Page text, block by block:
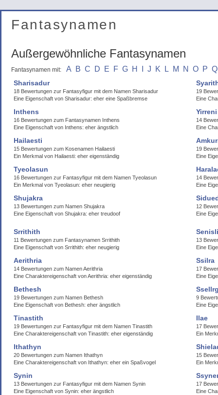
Fantasynamen
Außergewöhnliche Fantasynamen
Fantasynamen mit: A B C D E F G H J K L M N O P Q
Sharisadur
18 Bewertungen zur Fantasyfigur mit dem Namen Sharisadur
Eine Eigenschaft von Sharisadur: eher eine Spaßbremse
19
Eine
Inthens
16 Bewertungen zum Fantasynamen Inthens
Eine Eigenschaft von Inthens: eher ängstlich
Yirreni
14
Eine
Hailaesti
15 Bewertungen zum Kosenamen Hailaesti
Ein Merkmal von Hailaesti: eher eigenständig
19
Eine
Tyeolasun
16 Bewertungen zur Fantasyfigur mit dem Namen Tyeolasun
Ein Merkmal von Tyeolasun: eher neugierig
14
Eine
Shujakra
13 Bewertungen zum Namen Shujakra
Eine Eigenschaft von Shujakra: eher treudoof
12
Eine
Srrithith
11 Bewertungen zum Fantasynamen Srrithith
Eine Eigenschaft von Srrithith: eher neugierig
13
Eine
Aerithria
14 Bewertungen zum Namen Aerithria
Eine Charaktereigenschaft von Aerithria: eher eigenständig
Ssilra
17
Eine
Bethesh
19 Bewertungen zum Namen Bethesh
Eine Eigenschaft von Bethesh: eher ängstlich
9
Eine
Tinastith
19 Bewertungen zur Fantasyfigur mit dem Namen Tinastith
Eine Charaktereigenschaft von Tinastith: eher eigenständig
Ilae
17
Ein
Ithathyn
20 Bewertungen zum Namen Ithathyn
Eine Charaktereigenschaft von Ithathyn: eher ein Spaßvogel
15
Ein
Synin
13 Bewertungen zur Fantasyfigur mit dem Namen Synin
Eine Eigenschaft von Synin: eher ängstlich
17
Eine